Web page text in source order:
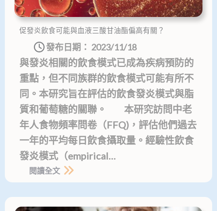
促發炎飲食可能與血液三酸甘油酯偏高有關？
發布日期： 2023/11/18
與發炎相關的飲食模式已成為疾病預防的
重點，但不同族群的飲食模式可能有所不
同。本研究旨在評估的飲食發炎模式與脂
質和葡萄糖的關聯。 本研究訪問中老
年人食物頻率問卷（FFQ)，評估他們過去
一年的平均每日飲食攝取量。經驗性飲食
發炎模式（empirical…
閱讀全文